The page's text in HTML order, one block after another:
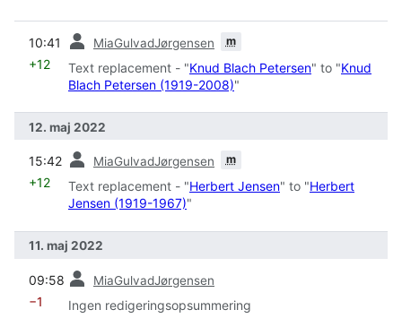
10:41 MiaGulvadJørgensen m
+12 Text replacement - "Knud Blach Petersen" to "Knud
Blach Petersen (1919-2008)"
12. maj 2022
15:42 MiaGulvadJørgensen m
+12 Text replacement - "Herbert Jensen" to "Herbert
Jensen (1919-1967)"
11. maj 2022
09:58 MiaGulvadJørgensen
−1 Ingen redigeringsopsummering